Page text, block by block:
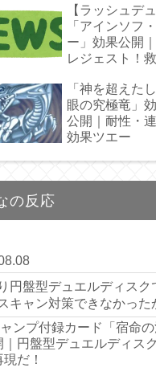
【ラッシュデ
「アインソフ
ー」効果公開
レジェスト！
「神を超えた
眼の究極竜」
公開｜耐性・
効果ツエー
の反応
円盤型デュエルディスク
キャン対策できなかった
ンプ付録カード「宿命
｜円盤型デュエルディス
だ！